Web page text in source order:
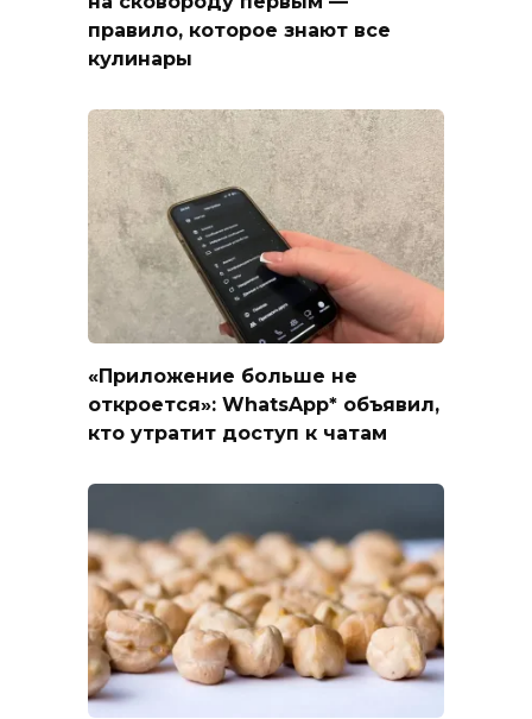
правило, которое знают все
кулинары
«Приложение больше не
откроется»: WhatsApp* объявил,
кто утратит доступ к чатам